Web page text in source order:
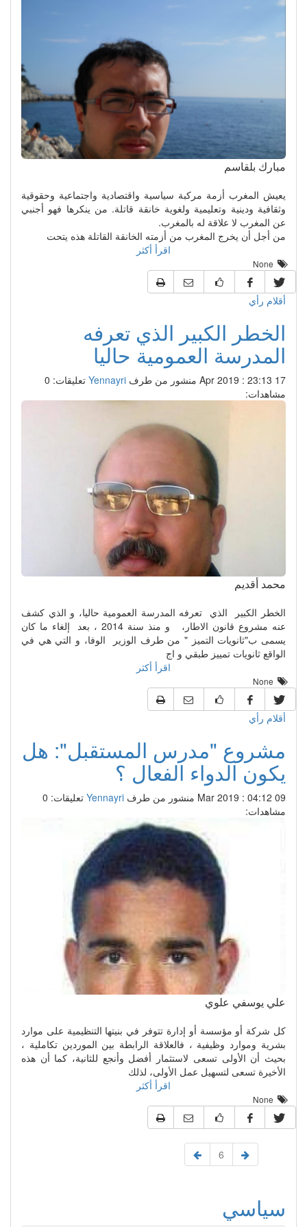
مبارك بلقاسم
يعيش المغرب أزمة مركبة سياسية واقتصادية واجتماعية وحقوقية
وثقافية ودينية وتعليمية ولغوية خانقة قاتلة. من ينكرها فهو أجنبي
عن المغرب لا علاقة له بالمغرب.
من أجل أن يخرج المغرب من أزمته الخانقة القاتلة هذه يتحت
اقرأ أكثر
أقلام رأي
الخطر الكبير الذي تعرفه
المدرسة العمومية حاليا
17 Apr 2019 : 23:13 منشور من طرف Yennayri تعليقات: 0
مشاهدات:
محمد أقديم
الخطر الكبير الذي تعرفه المدرسة العمومية حاليا، و الذي كشف
عنه مشروع قانون الاطار، و منذ سنة 2014 ، بعد إلغاء ما كان
يسمى ب"ثانويات التميز " من طرف الوزير الوفا، و التي هي في
الواقع ثانويات تمييز طبقي و اج
اقرأ أكثر
أقلام رأي
مشروع "مدرس المستقبل": هل
يكون الدواء الفعال ؟
09 Mar 2019 : 04:12 منشور من طرف Yennayri تعليقات: 0
مشاهدات:
علي يوسفي علوي
كل شركة أو مؤسسة أو إدارة تتوفر في بنيتها التنظيمية على موارد
بشرية وموارد وظيفية ، فالعلاقة الرابطة بين الموردين تكاملية ،
بحيث أن الأولى تسعى لاستثمار أفضل وأنجع للثانية، كما أن هذه
الأخيرة تسعى لتسهيل عمل الأولى، لذلك
اقرأ أكثر
6
سياسي